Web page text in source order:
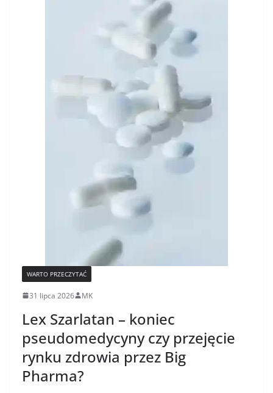
WARTO PRZECZYTAĆ
31 lipca 2026 MK
Lex Szarlatan – koniec
pseudomedycyny czy przejęcie
rynku zdrowia przez Big
Pharma?